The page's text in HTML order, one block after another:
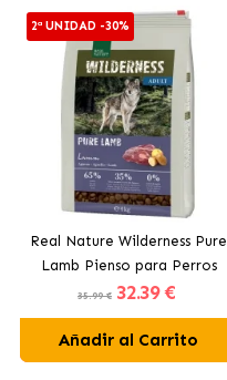
2ª UNIDAD -30%
Real Nature Wilderness Pure
Lamb Pienso para Perros
Adultos con Cordero
35.99 € 32.39 €
Añadir al Carrito